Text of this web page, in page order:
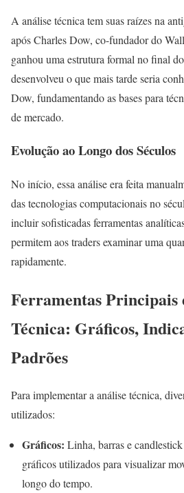
A análise técnica tem suas raízes na
após Charles Dow, co-fundador do
ganhou uma estrutura formal no final
desenvolveu o que mais tarde seria
Dow, fundamentando as bases para
de mercado.
Evolução ao Longo dos Séculos
No início, essa análise era feita
das tecnologias computacionais no
incluir sofisticadas ferramentas
permitem aos traders examinar uma
rapidamente.
Ferramentas Principais
Técnica: Gráficos,
Padrões
Para implementar a análise técnica,
utilizados:
Gráficos: Linha, barras e
gráficos utilizados para visualizar
longo do tempo.